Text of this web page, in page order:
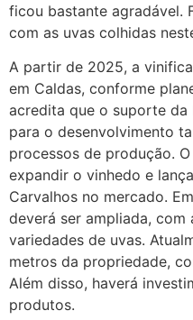
ficou bastante agradável.
com as uvas colhidas
A partir de 2025, a
em Caldas, conforme
acredita que o suporte da
para o desenvolvimento
processos de produção.
expandir o vinhedo e
Carvalhos no mercado.
deverá ser ampliada, com
variedades de uvas.
metros da propriedade,
Além disso, haverá
produtos.